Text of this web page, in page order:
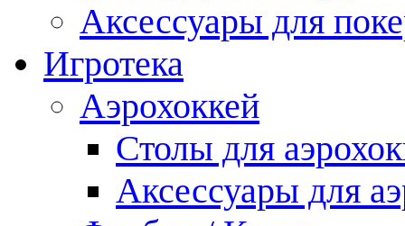
Аксессуары для
Игротека
Аэрохоккей
Столы для
Аксессуары для